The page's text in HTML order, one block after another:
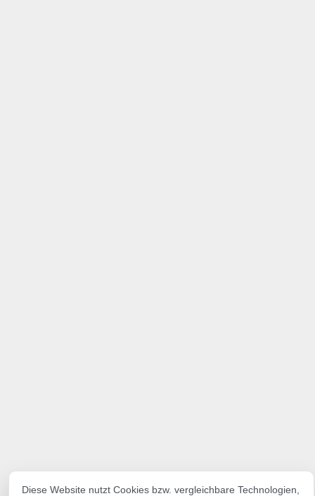
Diese Website nutzt Cookies bzw. vergleichbare Technologien,